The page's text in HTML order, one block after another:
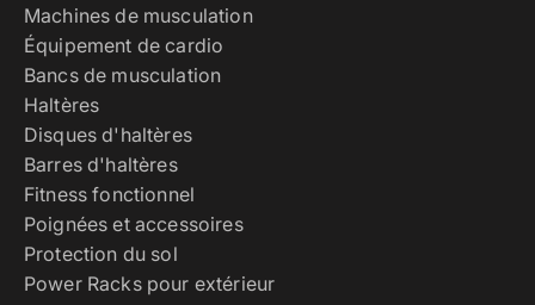
Machines de musculation
Équipement de cardio
Bancs de musculation
Haltères
Disques d'haltères
Barres d'haltères
Fitness fonctionnel
Poignées et accessoires
Protection du sol
Power Racks pour extérieur